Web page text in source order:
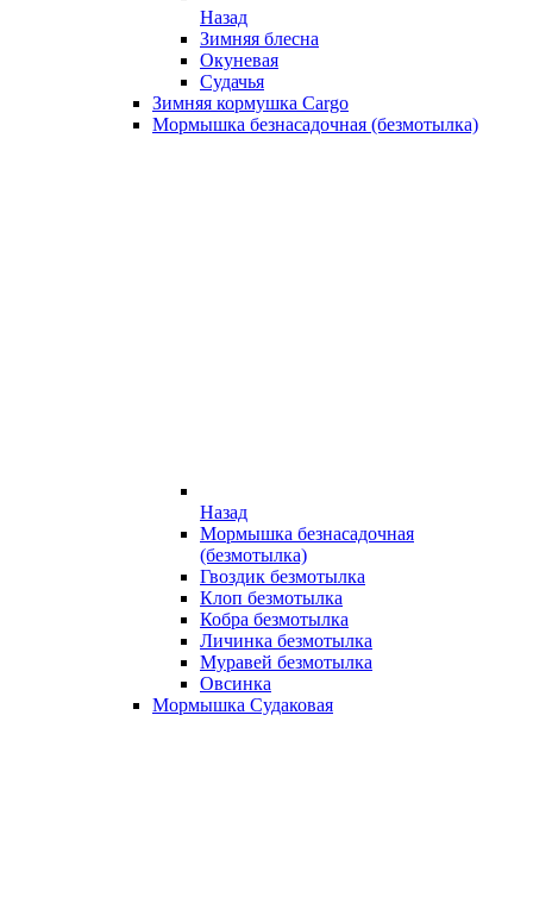
Назад
Зимняя блесна
Окуневая
Судачья
Зимняя кормушка Cargo
Мормышка безнасадочная (безмотылка)
Назад
Мормышка безнасадочная
(безмотылка)
Гвоздик безмотылка
Клоп безмотылка
Кобра безмотылка
Личинка безмотылка
Муравей безмотылка
Овсинка
Мормышка Судаковая